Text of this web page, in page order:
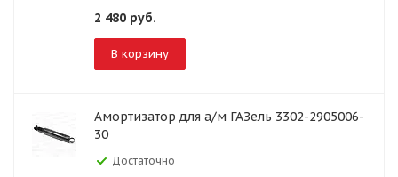
2 480 руб.
В корзину
Амортизатор для а/м ГАЗель 3302-2905006-
30
Достаточно